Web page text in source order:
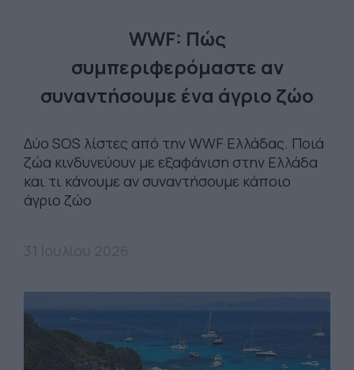
WWF: Πώς
συμπεριφερόμαστε αν
συναντήσουμε ένα άγριο ζώο
Δύο SOS λίστες από την WWF Ελλάδας. Ποιά
ζώα κινδυνεύουν με εξαφάνιση στην Ελλάδα
και τι κάνουμε αν συναντήσουμε κάποιο
άγριο ζώο